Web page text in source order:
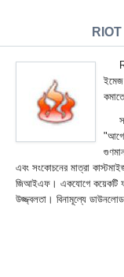
ইমেজ
এবং সংকোচনের মাত্রা
জিআইএফ। একযোগে কয়েকটি
উজ্জ্বলতা। বিনামূল্যে